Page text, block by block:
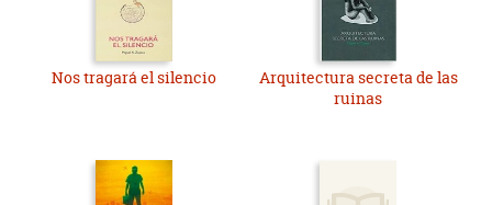
Nos tragará el silencio
Arquitectura secreta de las
ruinas